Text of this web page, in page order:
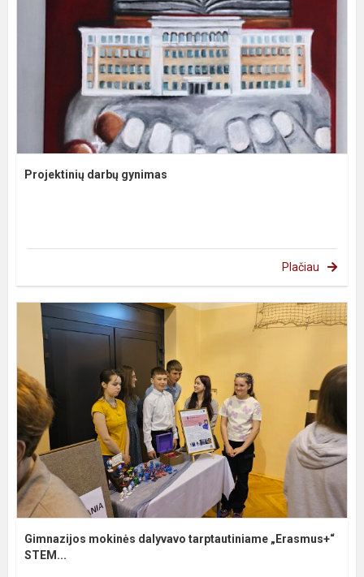
Projektinių darbų gynimas
Plačiau
Gimnazijos mokinės dalyvavo tarptautiniame „Erasmus+“
STEM...